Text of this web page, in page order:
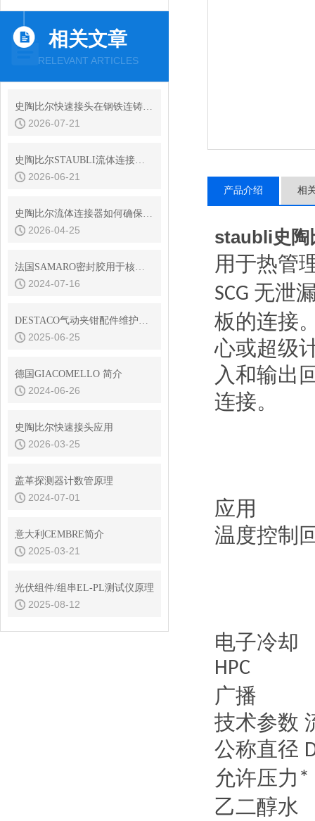
相关文章
RELEVANT ARTICLES
史陶比尔快速接头在钢铁连铸设备结晶器冷却水快换中的耐振动性
2026-07-21
史陶比尔STAUBLI流体连接器的平面阀技术与无滴漏设计
2026-06-21
史陶比尔流体连接器如何确保连接处的密封？
2026-04-25
法国SAMARO密封胶用于核电特殊场合
2024-07-16
DESTACO气动夹钳配件维护与保养技巧
2025-06-25
德国GIACOMELLO 简介
2024-06-26
史陶比尔快速接头应用
2026-03-25
盖革探测器计数管原理
2024-07-01
意大利CEMBRE简介
2025-03-21
光伏组件/组串EL-PL测试仪原理
2025-08-12
产品介绍 相
staubli史陶
用于热管
SCG 无泄
板的连接
心或超级
入和输出
连接。
应用
温度控制
电子冷却
HPC
广播
技术参数
公称直径
允许压力 *
乙二醇水